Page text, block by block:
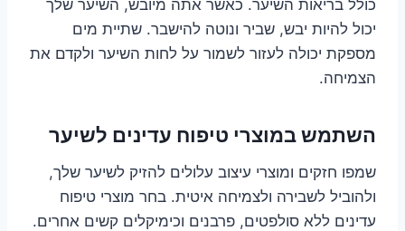
כולל בריאות השיער. כאשר אתה מיובש, השיער שלך
יכול להיות יבש, שביר ונוטה להישבר. שתיית מים
מספקת יכולה לעזור לשמור על לחות השיער ולקדם את
הצמיחה.
השתמש במוצרי טיפוח עדינים לשיער
שמפו חזקים ומוצרי עיצוב עלולים להזיק לשיער שלך,
ולהוביל לשבירה ולצמיחה איטית. בחר מוצרי טיפוח
עדינים ללא סולפטים, פרבנים וכימיקלים קשים אחרים.